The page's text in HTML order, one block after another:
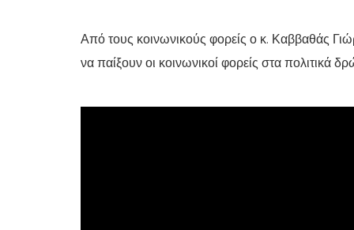
Από τους κοινωνικούς φορείς ο κ. Καββαθάς
να παίξουν οι κοινωνικοί φορείς στα πολιτικά